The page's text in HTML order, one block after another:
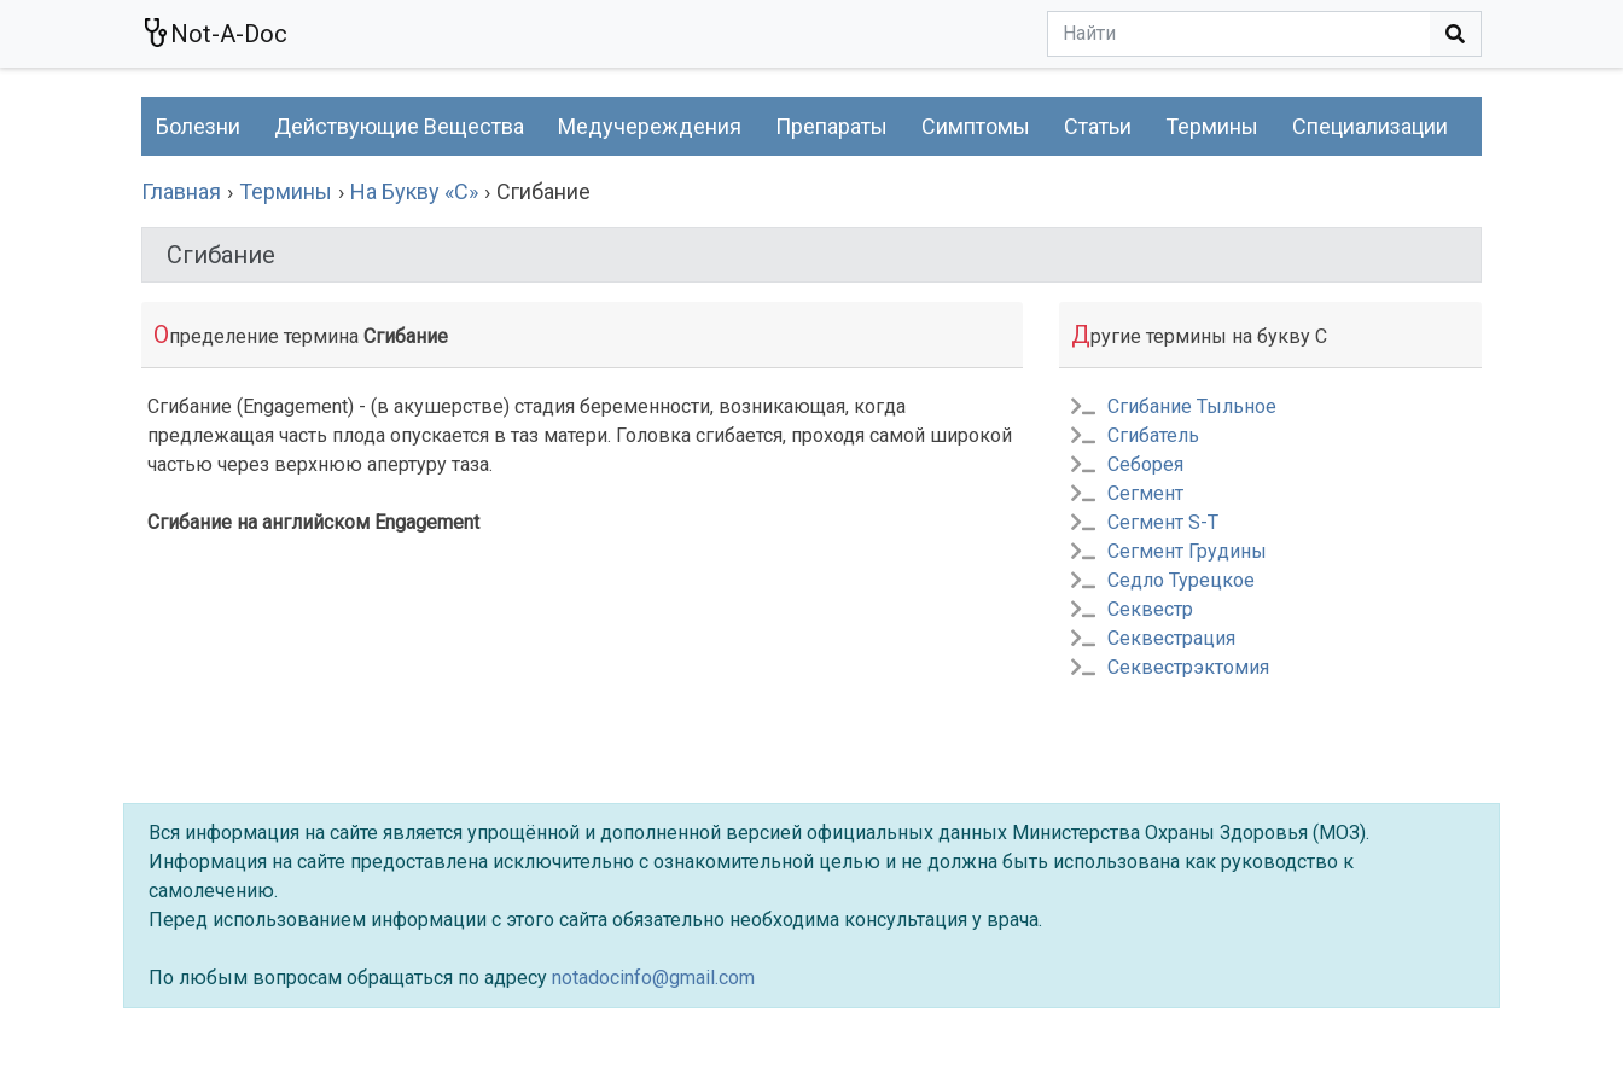
Not-A-Doc
Болезни Действующие Вещества Медучереждения Препараты Симптомы Статьи Термины Специализации
Главная Термины На Букву «С» Сгибание
Сгибание
Определение термина Сгибание
Сгибание (Engagement) - (в акушерстве) стадия беременности, возникающая, когда
предлежащая часть плода опускается в таз матери. Головка сгибается, проходя самой широкой
частью через верхнюю апертуру таза.
Сгибание на английском Engagement
Другие термины на букву С
Сгибание Тыльное
Сгибатель
Себорея
Сегмент
Сегмент S-T
Сегмент Грудины
Седло Турецкое
Секвестр
Секвестрация
Секвестрэктомия
Вся информация на сайте является упрощённой и дополненной версией официальных данных Министерства Охраны Здоровья (МОЗ).
Информация на сайте предоставлена исключительно с ознакомительной целью и не должна быть использована как руководство к
самолечению.
Перед использованием информации с этого сайта обязательно необходима консультация у врача.
По любым вопросам обращаться по адресу notadocinfo@gmail.com